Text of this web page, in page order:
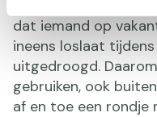
dat iemand op
ineens loslaat
uitgedroogd.
gebruiken, ook
af en toe een rondje